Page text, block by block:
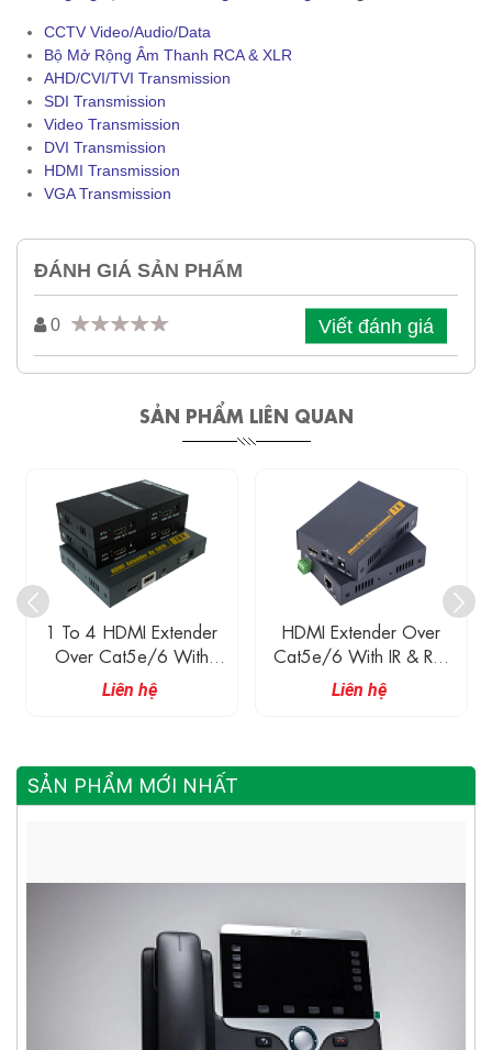
CCTV Video/Audio/Data
Bộ Mở Rộng Âm Thanh RCA & XLR
AHD/CVI/TVI Transmission
SDI Transmission
Video Transmission
DVI Transmission
HDMI Transmission
VGA Transmission
ĐÁNH GIÁ SẢN PHẨM
0 Viết đánh giá
SẢN PHẨM LIÊN QUAN
1 To 4 HDMI Extender
Over Cat5e/6 With
Splitter Function
Liên hệ
HDMI Extender Over
Cat5e/6 With IR & RS-
232 Ports
Liên hệ
SẢN PHẨM MỚI NHẤT